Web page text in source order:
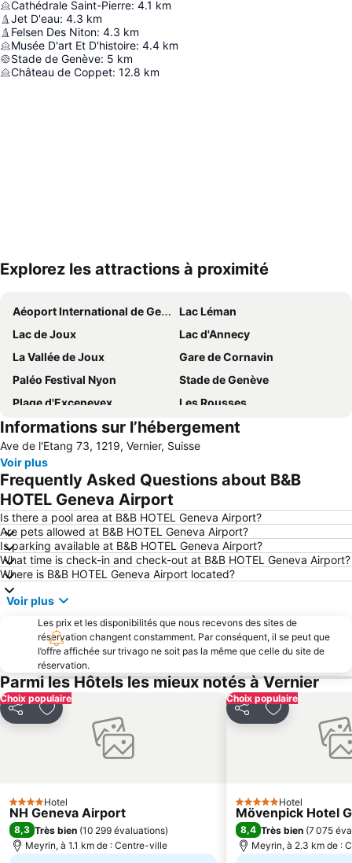
Cathédrale Saint-Pierre: 4.1 km
Jet D'eau: 4.3 km
Felsen Des Niton: 4.3 km
Musée D'art Et D'histoire: 4.4 km
Stade de Genève: 5 km
Château de Coppet: 12.8 km
Explorez les attractions à proximité
Aéoport International de Genève
Lac Léman
Lac de Joux
Lac d'Annecy
La Vallée de Joux
Gare de Cornavin
Paléo Festival Nyon
Stade de Genève
Plage d'Excenevex
Les Rousses
Marché de la Vieille-Ville
Vieille-Ville Annecy
La Givrine
Plainpalais
Eaux-Vives
Champel
Le Petit Pays - Hameau du Père Noël
Port d'Yvoire
Domaine Morzine - Les Gets
Les cascades du Hérisson
L'Arcadium
Gare d'Annecy
La Clusaz
Pâquis
Morzine Harley Days
Servette - Petit-Saconex
Clervaux-les-Lacs - Le Grand Lac
Aéroport d'Annecy Haute-Savoie Mont-Blanc
CERN
Casino de l'Impérial
Saint-Jean - Les Charmilles
La Givrine
Marathon du Lac d'Annecy
Casino d'Evian
Geneva City Tour Boat Cruise and Countryside
Centre International de Conférences Genève
Lac de Montriond
Plage de Duingt
Grand Théâtre de Genève
Port de plaisance Les Mouettes
Baby-Plage
Bernex
Informations sur l’hébergement
Ave de l'Etang 73, 1219, Vernier, Suisse
Voir plus
Frequently Asked Questions about B&B
HOTEL Geneva Airport
Is there a pool area at B&B HOTEL Geneva Airport?
Are pets allowed at B&B HOTEL Geneva Airport?
Is parking available at B&B HOTEL Geneva Airport?
What time is check-in and check-out at B&B HOTEL Geneva Airport?
Where is B&B HOTEL Geneva Airport located?
Voir plus
Les prix et les disponibilités que nous recevons des sites de
réservation changent constamment. Par conséquent, il se peut que
l’offre affichée sur trivago ne soit pas la même que celle du site de
réservation.
Parmi les Hôtels les mieux notés à Vernier
Choix populaire
PartagerAjouter à mes favoris
4 ÉtoilesHotel
NH Geneva Airport
8,3 Très bien (10 299 évaluations)
Meyrin, à 1.1 km de : Centre-ville
Choix populaire
PartagerAjouter à
5 Étoiles Hotel
Mövenpick Hotel
8,4 Très bien (7 075
Meyrin, à 2.3 km de :